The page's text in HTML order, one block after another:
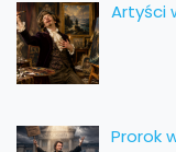
Artyści
Prorok